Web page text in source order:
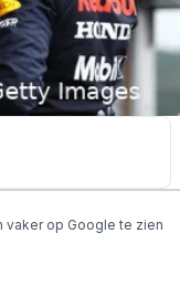
vaker op Google te zien